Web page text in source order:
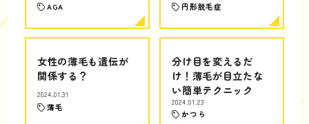
AGA 円形脱毛症
女性の薄毛も遺伝が
関係する？
2024.01.31
薄毛
分け目を変えるだ
け！薄毛が目立たな
い簡単テクニック
2024.01.23
かつら